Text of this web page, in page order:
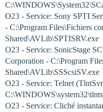
O23 - Service: Sony SPTI
- C:\Program Files\Fichiers
Shared\AVLib\SPTISRV.exe
O23 - Service: SonicStage
Corporation - C:\Program
Shared\AVLib\SSScsiSV.exe
O23 - Service: Telnet
O23 - Service: Cliché